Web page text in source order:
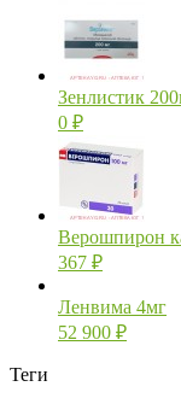
Зенлистик
0 ₽
Верошпирон
367 ₽
Ленвима 4мг
52 900 ₽
Теги